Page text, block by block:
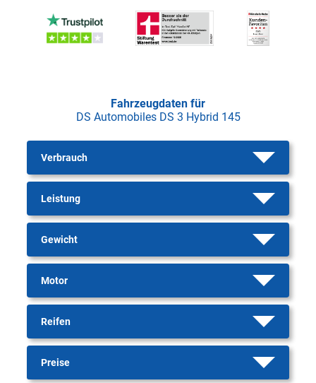
Fahrzeugdaten für
DS Automobiles DS 3 Hybrid 145
Verbrauch
Leistung
Gewicht
Motor
Reifen
Preise